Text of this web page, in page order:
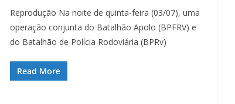
Reprodução Na noite de quinta-feira (03/07), uma
operação conjunta do Batalhão Apolo (BPFRV) e
do Batalhão de Polícia Rodoviária (BPRv)
Read More